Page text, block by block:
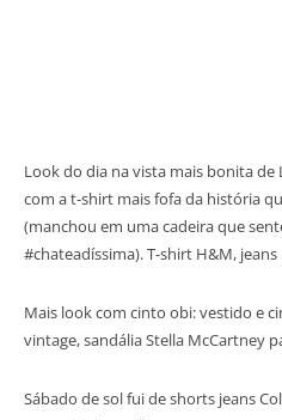
Look do dia na vista mais bonita de
com a t-shirt mais fofa da história
(manchou em uma cadeira que
#chateadíssima). T-shirt H&M,
Mais look com cinto obi: vestido e
vintage, sandália Stella McCartney
Sábado de sol fui de shorts jeans